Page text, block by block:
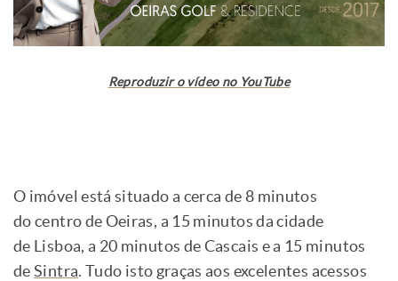
Reproduzir o vídeo no YouTube
O imóvel está situado a cerca de 8 minutos
do centro de Oeiras, a 15 minutos da cidade
de Lisboa, a 20 minutos de Cascais e a 15 minutos
deSintra. Tudo isto graças aos excelentes acessos